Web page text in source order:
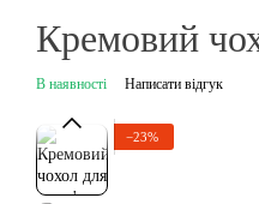
Кремовий
В наявності Написати відгук
−23%